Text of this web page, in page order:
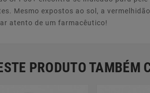
Mesmo expostos ao sol, a
atento de um farmacêutico!
PRODUTO TAMBÉM